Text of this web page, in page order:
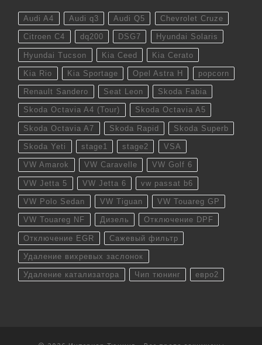
Audi A4 Audi q3 Audi Q5 Chevrolet Cruze
Citroen C4 dq200 DSG7 Hyundai Solaris
Hyundai Tucson Kia Ceed Kia Cerato
Kia Rio Kia Sportage Opel Astra H popcorn
Renault Sandero Seat Leon Skoda Fabia
Skoda Octavia A4 (Tour) Skoda Octavia A5
Skoda Octavia A7 Skoda Rapid Skoda Superb
Skoda Yeti stage1 stage2 VSA
VW Amarok VW Caravelle VW Golf 6
VW Jetta 5 VW Jetta 6 vw passat b6
VW Polo Sedan VW Tiguan VW Touareg GP
VW Touareg NF Дизель Отключение DPF
Отключение EGR Сажевый фильтр
Удаление вихревых заслонок
Удаление катализатора Чип тюнинг евро2